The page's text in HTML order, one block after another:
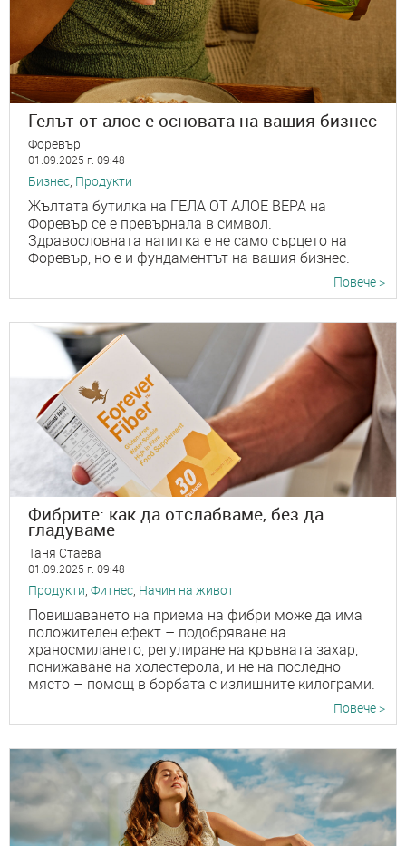
Гелът от алое е основата на вашия бизнес
Форевър
01.09.2025 г. 09:48
Бизнес, Продукти
Жълтата бутилка на ГЕЛА ОТ АЛОЕ ВЕРА на
Форевър се е превърнала в символ.
Здравословната напитка е не само сърцето на
Форевър, но е и фундаментът на вашия бизнес.
Повече >
Фибрите: как да отслабваме, без да
гладуваме
Таня Стаева
01.09.2025 г. 09:48
Продукти, Фитнес, Начин на живот
Повишаването на приема на фибри може да има
положителен ефект – подобряване на
храносмилането, регулиране на кръвната захар,
понижаване на холестерола, и не на последно
място – помощ в борбата с излишните килограми.
Повече >